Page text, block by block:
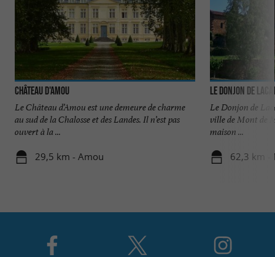
Château d'Amou
Le Château d’Amou est une demeure de charme
au sud de la Chalosse et des Landes. Il n’est pas
ouvert à la ...
29,5 km - Amou
Le Donjon de
Le Donjon de
ville de Mont de
maison ...
62,3 km -